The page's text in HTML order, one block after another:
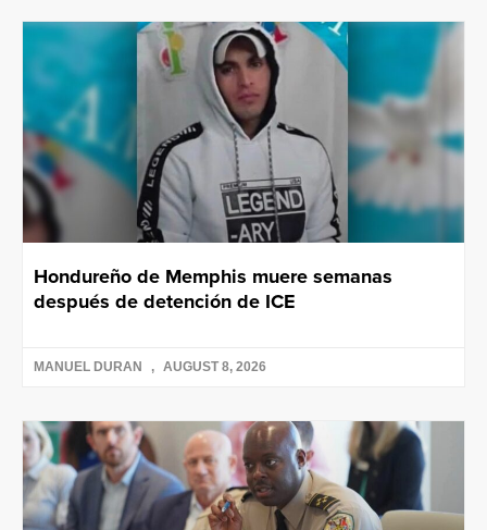
Hondureño de Memphis muere semanas
después de detención de ICE
MANUEL DURAN AUGUST 8, 2026